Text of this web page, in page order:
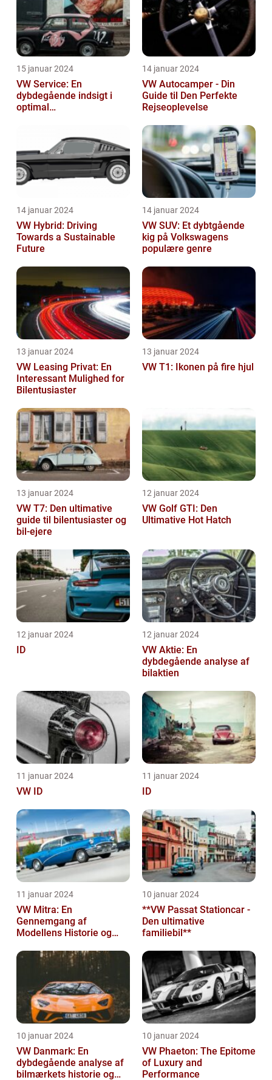
15 januar 2024
VW Service: En
dybdegående indsigt i
optimal
14 januar 2024
VW Autocamper - Din
Guide til Den Perfekte
Rejseoplevelse
14 januar 2024
VW Hybrid: Driving
Towards a Sustainable
Future
14 januar 2024
VW SUV: Et dybtgående
kig på Volkswagens
populære genre
13 januar 2024
VW Leasing Privat: En
Interessant Mulighed for
Bilentusiaster
13 januar 2024
VW T1: Ikonen på fire hjul
13 januar 2024
VW T7: Den ultimative
guide til bilentusiaster og
bil-ejere
12 januar 2024
VW Golf GTI: Den
Ultimative Hot Hatch
12 januar 2024
ID
12 januar 2024
VW Aktie: En
dybdegående analyse af
bilaktien
11 januar 2024
VW ID
11 januar 2024
ID
11 januar 2024
VW Mitra: En
Gennemgang af
Modellens Historie og
Bilentusiaster
10 januar 2024
**VW Passat Stationcar -
Den ultimative
familiebil**
10 januar 2024
VW Danmark: En
dybdegående analyse af
bilmærkets historie og
10 januar 2024
VW Phaeton: The Epitome
of Luxury and
Performance